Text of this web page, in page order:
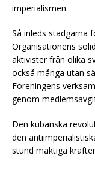
imperialismen.
Så inleds stadgarna
Organisationens
aktivister från olika
också många utan
Föreningens
genom
Den kubanska
den
stund mäktiga